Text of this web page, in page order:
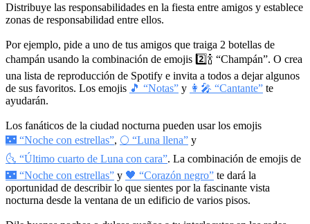
Distribuye las responsabilidades en la fiesta entre amigos y establece
zonas de responsabilidad entre ellos.
Por ejemplo, pide a uno de tus amigos que traiga 2 botellas de
champán usando la combinación de emojis 2️⃣🍾 “Champán”. O crea
una lista de reproducción de Spotify e invita a todos a dejar algunos
de sus favoritos. Los emojis 🎵 “Notas” y 👩‍🎤 “Cantante” te
ayudarán.
Los fanáticos de la ciudad nocturna pueden usar los emojis
🌃 “Noche con estrellas”, 🌕 “Luna llena” y
🌜 “Último cuarto de Luna con cara”. La combinación de emojis de
🌃 “Noche con estrellas” y 🖤 “Corazón negro” te dará la
oportunidad de describir lo que sientes por la fascinante vista
nocturna desde la ventana de un edificio de varios pisos.